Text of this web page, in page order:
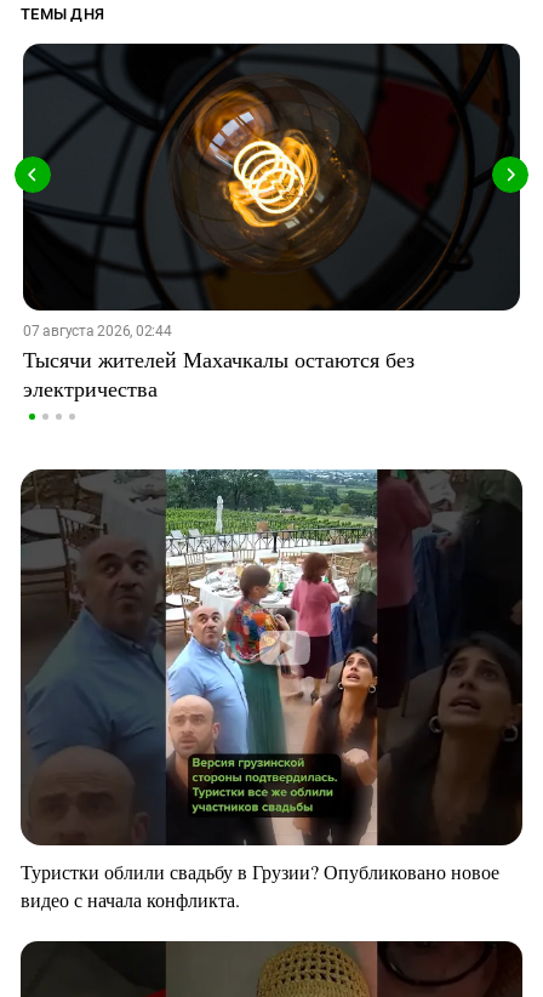
ТЕМЫ ДНЯ
07 августа 2026, 02:44
Тысячи жителей Махачкалы остаются без
электричества
Туристки облили свадьбу в Грузии? Опубликовано новое
видео с начала конфликта.